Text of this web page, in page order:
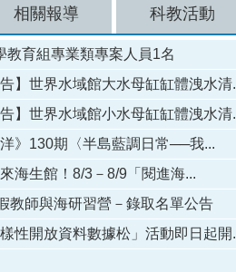
相關報導 科教活動
教育組專業類專案人員1名
告】世界水域館大水母缸缸體洩水清...
告】世界水域館小水母缸缸體洩水清...
》130期〈半島藍調日常──我...
海生館！8/3－8/9「閱進海...
教師與海研習營－錄取名單公告